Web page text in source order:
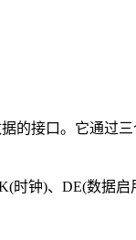
接口。它通过
钟)、DE(数据启